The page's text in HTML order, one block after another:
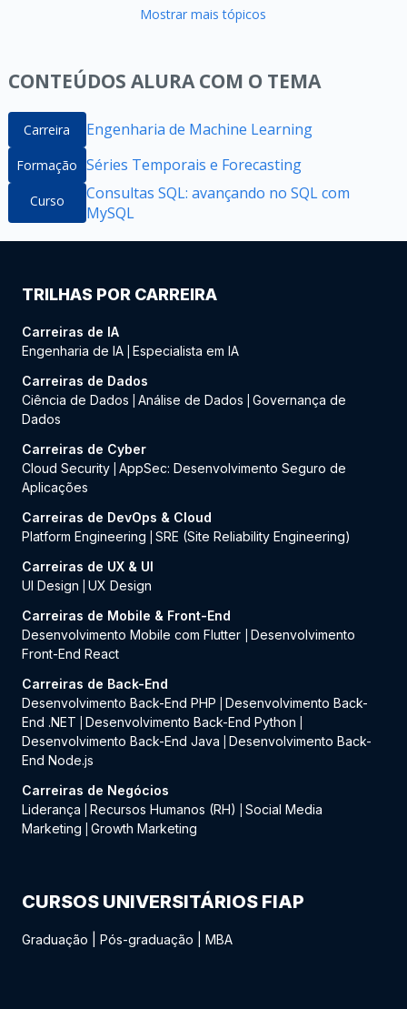
Mostrar mais tópicos
CONTEÚDOS ALURA COM O TEMA
Carreira Engenharia de Machine Learning
Formação Séries Temporais e Forecasting
Curso
Consultas SQL: avançando no SQL com
MySQL
TRILHAS POR CARREIRA
Carreiras de IA
Engenharia de IA Especialista em IA
Carreiras de Dados
Ciência de Dados
Análise de Dados
Governança de
Dados
Carreiras de Cyber
Cloud Security AppSec: Desenvolvimento Seguro de
Aplicações
Carreiras de DevOps & Cloud
Platform Engineering
SRE (Site Reliability Engineering)
Carreiras de UX & UI
UI Design
UX Design
Carreiras de Mobile & Front-End
Desenvolvimento Mobile com Flutter
Desenvolvimento
Front-End React
Carreiras de Back-End
Desenvolvimento Back-End PHP
Desenvolvimento Back-
End .NET
Desenvolvimento Back-End Python
Desenvolvimento Back-End Java
Desenvolvimento Back-
End Node.js
Carreiras de Negócios
Liderança
Recursos Humanos (RH)
Social Media
Marketing
Growth Marketing
CURSOS UNIVERSITÁRIOS FIAP
Graduação Pós-graduação MBA